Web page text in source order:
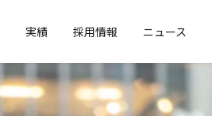
実績 採用情報 ニュース